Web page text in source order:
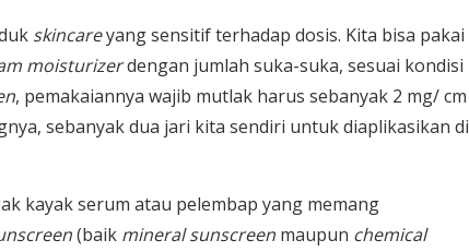
skincareyang sensitif terhadap dosis. Kita bisa pakai
moisturizerdengan jumlah suka-suka, sesuai kondisi
, pemakaiannya wajib mutlak harus sebanyak 2 mg/ cm
sebanyak dua jari kita sendiri untuk diaplikasikan di
kayak serum atau pelembap yang memang
(baik mineral sunscreen maupun chemical